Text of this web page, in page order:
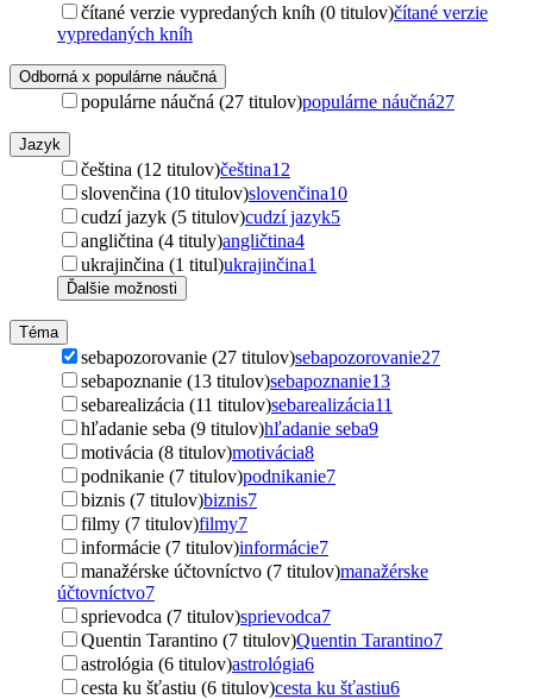
čítané verzie vypredaných kníh (0 titulov)čítané verzie
vypredaných kníh
Odborná x populárne náučná
populárne náučná (27 titulov)populárne náučná27
Jazyk
čeština (12 titulov)čeština12
slovenčina (10 titulov)slovenčina10
cudzí jazyk (5 titulov)cudzí jazyk5
angličtina (4 tituly)angličtina4
ukrajinčina (1 titul)ukrajinčina1
Ďalšie možnosti
Téma
sebapozorovanie (27 titulov)sebapozorovanie27
sebapoznanie (13 titulov)sebapoznanie13
sebarealizácia (11 titulov)sebarealizácia11
hľadanie seba (9 titulov)hľadanie seba9
motivácia (8 titulov)motivácia8
podnikanie (7 titulov)podnikanie7
biznis (7 titulov)biznis7
filmy (7 titulov)filmy7
informácie (7 titulov)informácie7
manažérske účtovníctvo (7 titulov)manažérske
účtovníctvo7
sprievodca (7 titulov)sprievodca7
Quentin Tarantino (7 titulov)Quentin Tarantino7
astrológia (6 titulov)astrológia6
cesta ku šťastiu (6 titulov)cesta ku šťastiu6